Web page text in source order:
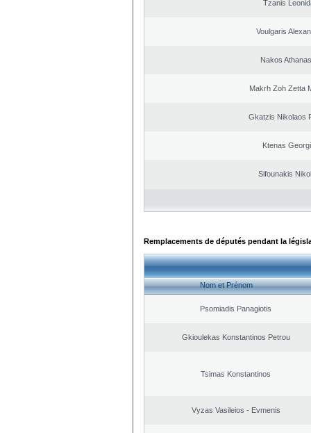
Tzanis
Voulgaris
Nakos
Makrh Zoh Zetta
Gkatzis Nikolaos
Ktenas
Sifounakis
Remplacements de députés pendant la
Nom et Prénom
Psomiadis Panagiotis
Gkioulekas Konstantinos Petrou
Tsimas Konstantinos
Vyzas Vasileios - Evmenis